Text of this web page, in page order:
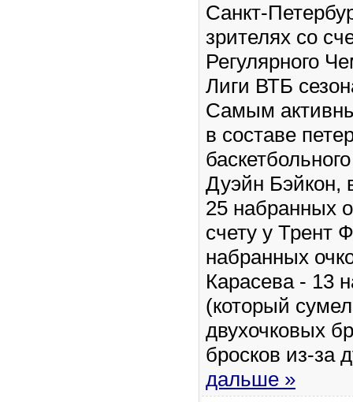
Санкт-
зрителях со
Регулярного
Лиги ВТБ
Самым
в составе
Дуэйн Бэйкон,
25 набранных
счету у Трент
набранных
Карасева - 13
(который
двухочковых
бросков из-за
дальше »